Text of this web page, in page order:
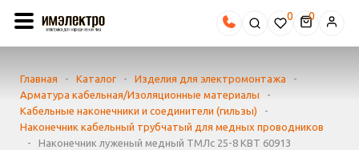
0
Главная - Каталог - Изделия для электромонтажа
-
Арматура кабельная/Изоляционные материалы
-
Кабельные наконечники и соединители (гильзы)
-
Наконечник кабельный трубчатый для медных проводников
-
Наконечник луженый медный ТМЛс 25-8 КВТ 60913